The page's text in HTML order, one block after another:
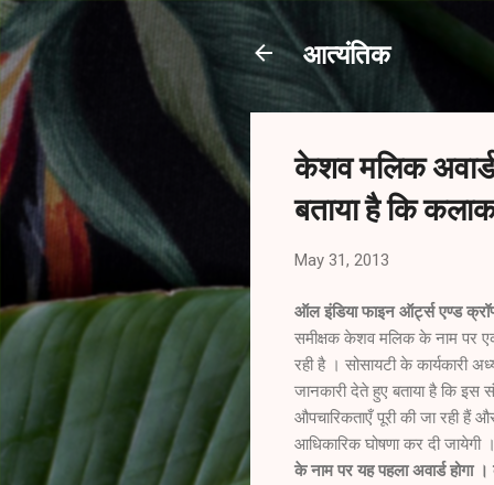
आत्यंतिक
केशव मलिक
बताया है कि
May 31, 2013
ऑल इंडिया फाइन ऑर्ट्स एण्ड
समीक्षक केशव मलिक के नाम पर
रही है । सोसायटी के कार्यकारी
जानकारी देते हुए बताया है कि
औपचारिकताएँ पूरी की जा रही हैं
आधिकारिक घोषणा कर दी जायेगी ।
के नाम पर यह पहला अवार्ड